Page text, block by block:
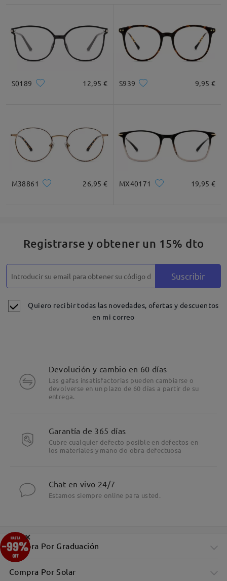
S0189 12,95 € S939 9,95 €
M38861 26,95 € MX40171 19,95 €
Registrarse y obtener un 15% dto
Suscribir
Quiero recibir todas las novedades, ofertas y descuentos
en mi correo
Devolución y cambio en 60 días
Las gafas insatisfactorias pueden cambiarse o
devolverse en un plazo de 60 días a partir de su
entrega.
Garantía de 365 días
Cubre cualquier defecto posible en defectos en
los materiales y mano do obra defectuosa
Chat en vivo 24/7
Estamos siempre online para usted.
Compra Por Graduación
Compra Por Solar
×